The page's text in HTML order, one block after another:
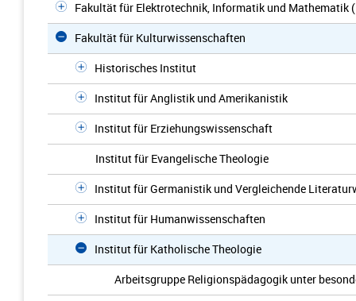
Fakultät für Elektrotechnik, Informatik und Mathematik
Fakultät für Kulturwissenschaften
Historisches Institut
Institut für Anglistik und Amerikanistik
Institut für Erziehungswissenschaft
Institut für Evangelische Theologie
Institut für Germanistik und Vergleichende
Institut für Humanwissenschaften
Institut für Katholische Theologie
Arbeitsgruppe Religionspädagogik unter